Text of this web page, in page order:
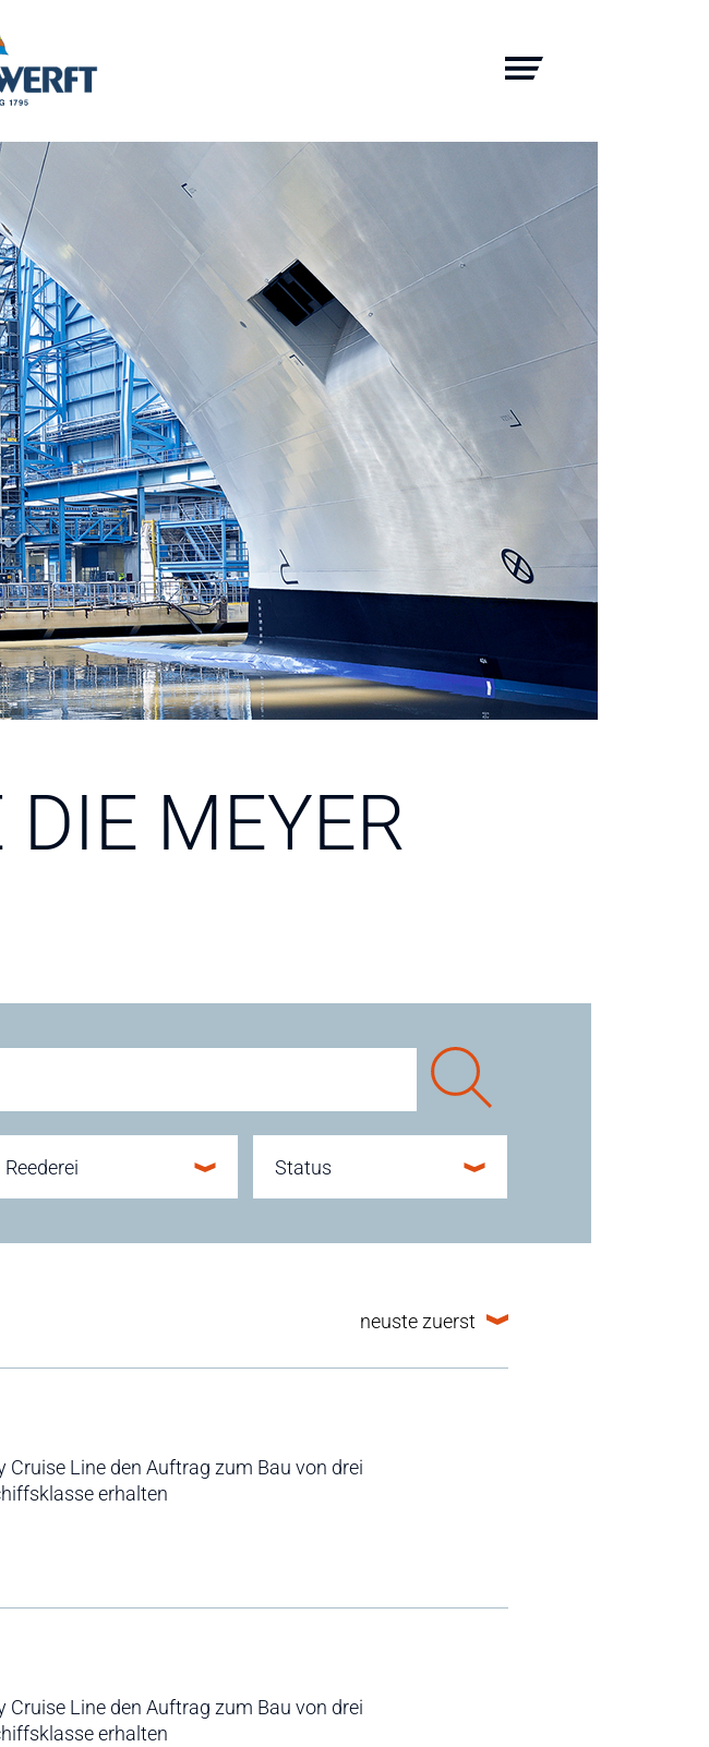
MEYER
Reederei Status
neuste zuerst
Cruise Line den Auftrag zum Bau von drei
erhalten
Cruise Line den Auftrag zum Bau von drei
erhalten